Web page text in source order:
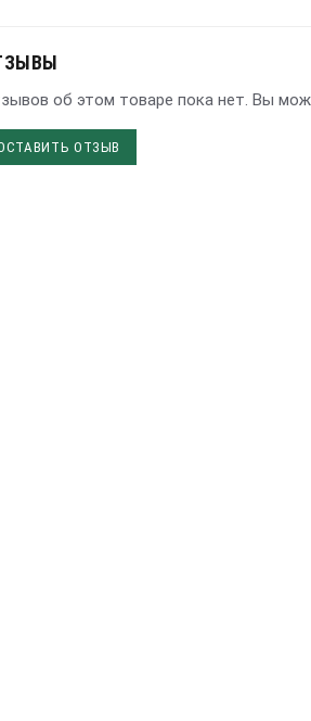
об этом товаре пока нет. Вы
ОТЗЫВ